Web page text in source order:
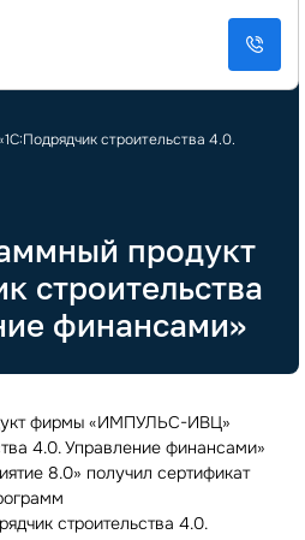
строительства 4.0.
продукт
строительства
финансами»
фирмы «ИМПУЛЬС-ИВЦ»
4.0. Управление финансами»
8.0» получил сертификат
строительства 4.0.